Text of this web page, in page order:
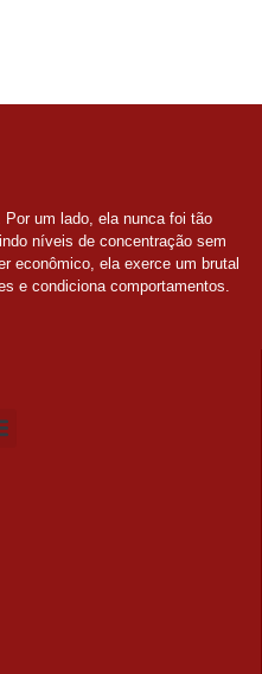
um lado, ela nunca foi tão
níveis de concentração sem
econômico, ela exerce um brutal
e condiciona comportamentos.